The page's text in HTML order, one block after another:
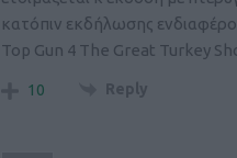
κατόπιν εκδήλωσης
Top Gun 4 The Great Turkey
10 Reply